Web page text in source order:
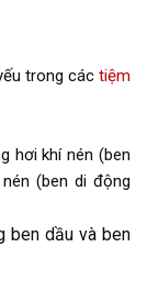
trong các tiệm
hơi khí nén (ben
(ben di động
ben dầu và ben